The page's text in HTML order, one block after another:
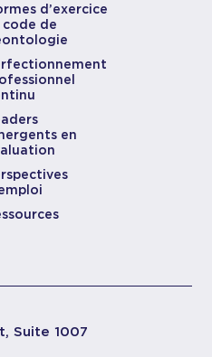
d’exercice
de
en
Suite 1007